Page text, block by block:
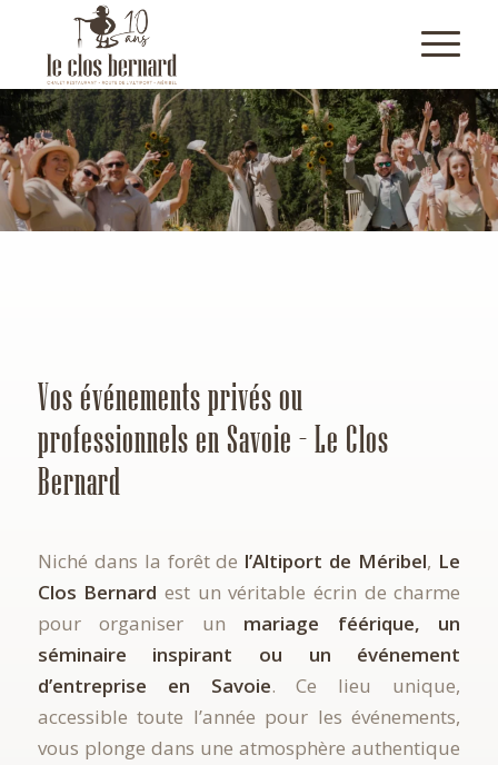
Vos événements privés ou
professionnels en Savoie – Le Clos
Bernard
Niché dans la forêt de l’Altiport de Méribel, Le
Clos Bernard est un véritable écrin de charme
pour organiser un mariage féérique, un
séminaire inspirant ou un événement
d’entreprise en Savoie. Ce lieu unique,
accessible toute l’année pour les événements,
vous plonge dans une atmosphère authentique